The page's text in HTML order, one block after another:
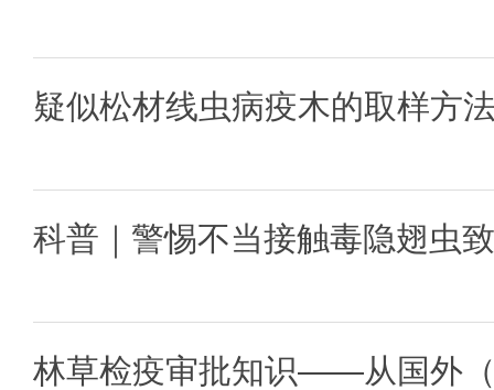
疑似松材线虫病疫木的取样方
科普｜警惕不当接触毒隐翅虫
林草检疫审批知识——从国外